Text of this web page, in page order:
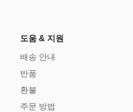
도움 & 지원
배송 안내
반품
환불
주문 방법